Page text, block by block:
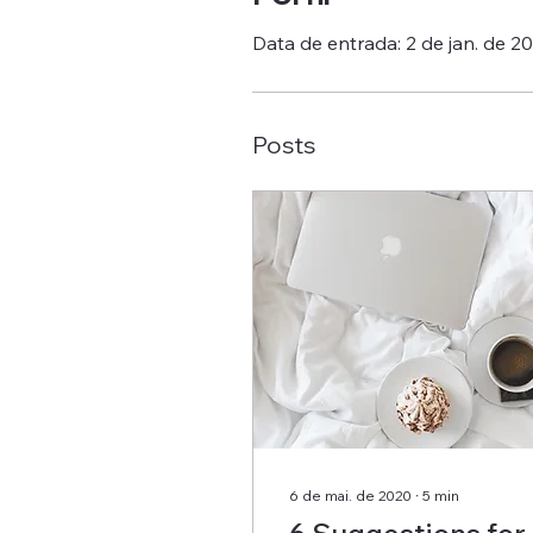
Data de entrada: 2 de jan. de
Posts
6 de mai. de 2020 ∙ 5 min